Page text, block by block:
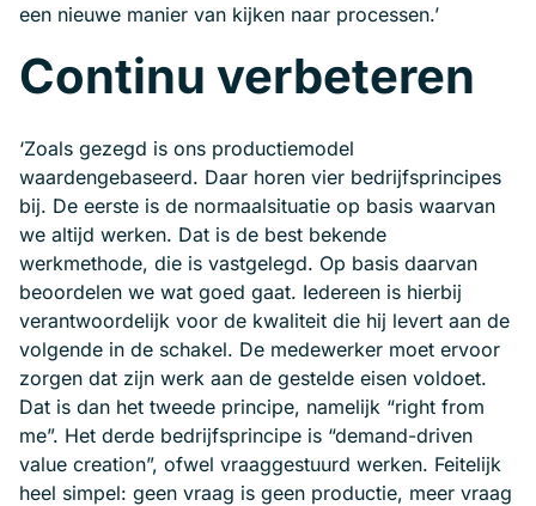
een nieuwe manier van kijken naar processen.’
Continu verbeteren
‘Zoals gezegd is ons productiemodel
waardengebaseerd. Daar horen vier bedrijfsprincipes
bij. De eerste is de normaalsituatie op basis waarvan
we altijd werken. Dat is de best bekende
werkmethode, die is vastgelegd. Op basis daarvan
beoordelen we wat goed gaat. Iedereen is hierbij
verantwoordelijk voor de kwaliteit die hij levert aan de
volgende in de schakel. De medewerker moet ervoor
zorgen dat zijn werk aan de gestelde eisen voldoet.
Dat is dan het tweede principe, namelijk “right from
me”. Het derde bedrijfsprincipe is “demand-driven
value creation”, ofwel vraaggestuurd werken. Feitelijk
heel simpel: geen vraag is geen productie, meer vraag